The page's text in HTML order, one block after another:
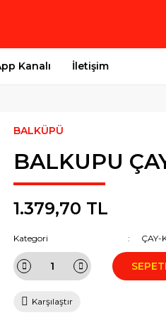
Kanalı İletişim
BALKÜPÜ
BALKUPU
1.379,70 TL
Kategori ÇAY-
Karşılaştır